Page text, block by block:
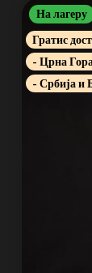
На лагеру
Гратис
- Црна
- Србија и